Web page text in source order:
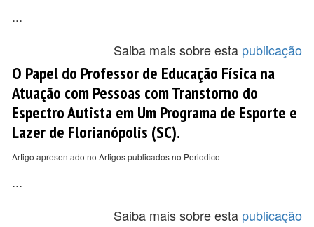
...
Saiba mais sobre esta publicação
O Papel do Professor de Educação Física na
Atuação com Pessoas com Transtorno do
Espectro Autista em Um Programa de Esporte e
Lazer de Florianópolis (SC).
Artigo apresentado no Artigos publicados no Periodico
...
Saiba mais sobre esta publicação